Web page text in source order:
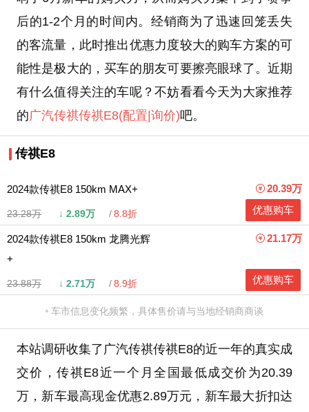
后的1-2个月的时间内。经销商为了迅速回笼丢失
的客流量，此时推出优惠力度较大的购车方案的可
能性是极大的，买车的朋友可要擦亮眼球了。近期
有什么值得关注的车呢？不妨看看今天为大家推荐
的广汽传祺传祺E8(配置 |询价)吧。
传祺E8
2024款传祺E8 150km MAX+
23.28万 ↓ 2.89万 8.8折
20.39万
优惠购车
2024款传祺E8 150km 龙腾光辉
+
23.88万 ↓ 2.71万 8.9折
21.17万
优惠购车
车市信息变化频繁，具体售价请与当地经销商商谈
本站调研收集了广汽传祺传祺E8的近一年的真实成
交价，传祺E8近一个月全国最低成交价为20.39
万，新车最高现金优惠2.89万元，新车最大折扣达